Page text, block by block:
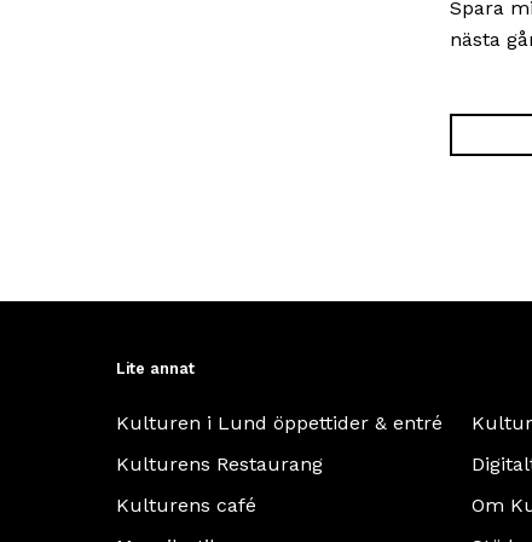
Spara
nästa
Lite annat
Kulturen i Lund öppettider & entré
Kulturens Restaurang
Kulturens café
Om